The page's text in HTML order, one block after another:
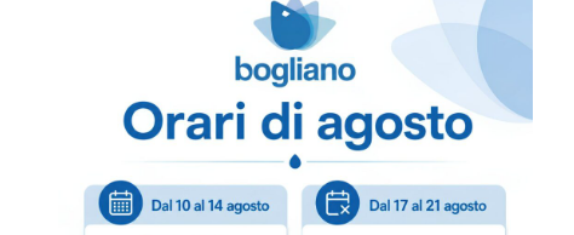
°Sicuro Semplice da
forma,
impossibile mischiarlo
di voluminose confezioni
confezionato
in pellicola.